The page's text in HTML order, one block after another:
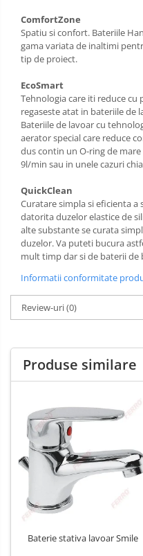
ComfortZone
Spatiu si confort. Bateriile
gama variata de inaltimi
tip de proiect.
EcoSmart
Tehnologia care iti reduce cu
regaseste atat in bateriile de
Bateriile de lavoar cu
aerator special care reduce
dus contin un O-ring de
9l/min sau in unele cazuri
QuickClean
Curatare simpla si eficienta
datorita duzelor elastice de
alte substante se curata
duzelor. Va puteti bucura
mult timp dar si de baterii de
Informatii conformitate
Review-uri(0)
Produse similare
Baterie stativa lavoar Smile